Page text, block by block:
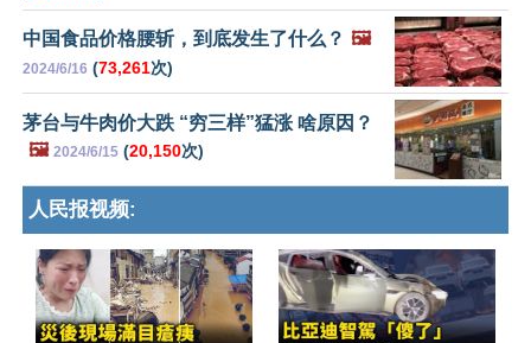
中国食品价格腰斩，到底发生了什么？ 🖼️
2024/6/16 (73,261次)
茅台与牛肉价大跌 “穷三样”猛涨 啥原因？
🖼️ 2024/6/15 (20,150次)
人民报视频: